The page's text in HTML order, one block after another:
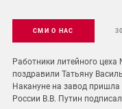
СМИ О НАС
Работники литейного
поздравили Татьяну
Накануне на завод
России В.В. Путин